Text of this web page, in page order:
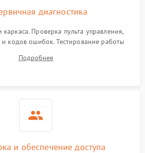
диагностика
Проверка пульта управления,
и кодов ошибок. Тестирование работы
для выявления неисправных зон и
Подробнее
и обеспечение доступа